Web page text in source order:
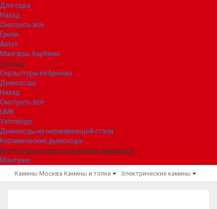
Для сада
Назад
Смотреть все
Грили
Astov
Мангалы, барбекю
Тандыр
Скульптуры из бронзы
Дымоходы
Назад
Смотреть все
UMK
Vermilogic
Дымоходы из нержавеющей стали
Керамические дымоходы
Аксессуары и средства чистки дымохода
Монтажи
Камины Москва Камины и топки Электрические камины